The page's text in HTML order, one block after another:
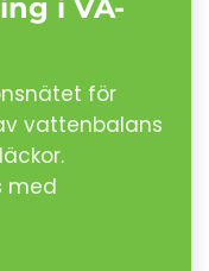
i VA-
för
vattenbalans
med